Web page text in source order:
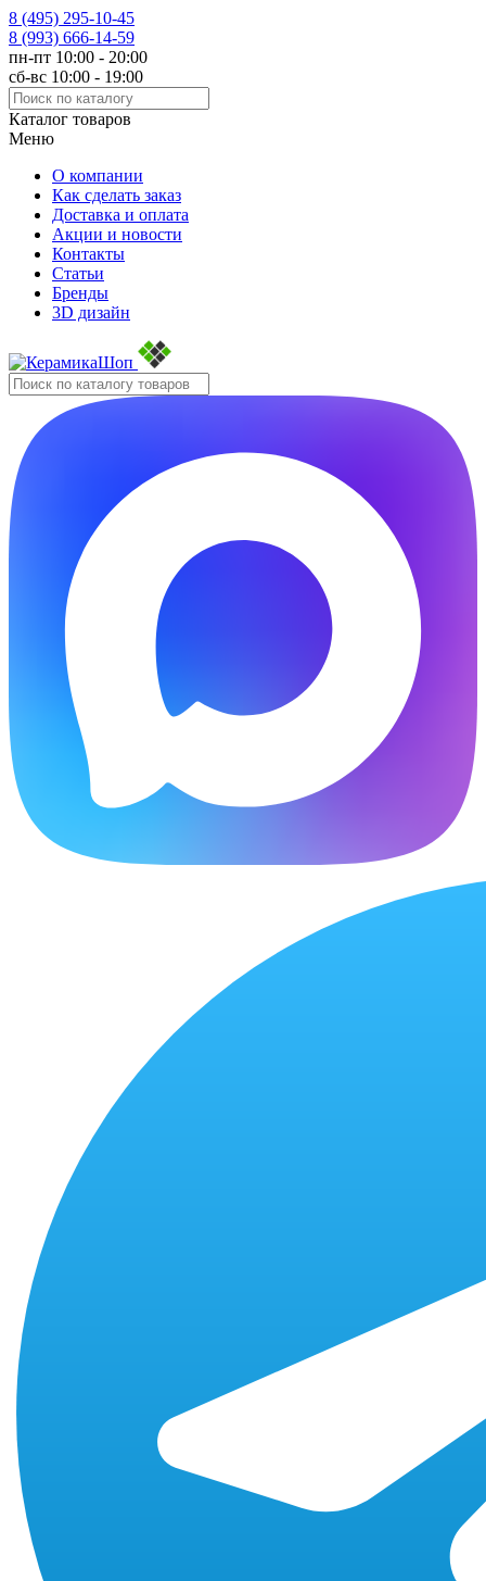
8 (495) 295-10-45
8 (993) 666-14-59
пн-пт 10:00 - 20:00
сб-вс 10:00 - 19:00
Каталог товаров
Меню
О компании
Как сделать заказ
Доставка и оплата
Акции и новости
Контакты
Статьи
Бренды
3D дизайн